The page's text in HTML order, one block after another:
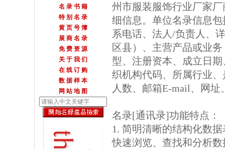
名 录 书 籍
特 别 名 录
黄 页 号 簿
展 商 名 录
免 费 资 源
关 于 我 们
在 线 订 购
数 据 样 本
网 站 地 图
州市服装服饰行业厂家
细信息。单位名录信息
系电话、法人/负责人、
区县）、主营产品或业
型、注册资本、成立日
织机构代码、所属行业
人数、邮箱E-mail、网址
名录[通讯录]功能特点：
1. 简明清晰的结构化数
快速浏览、查找和分析数